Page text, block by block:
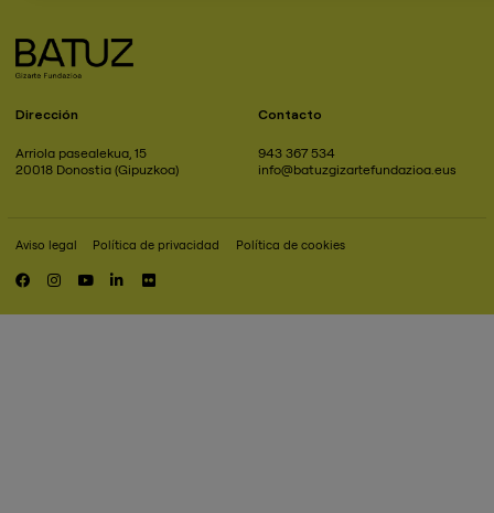
Dirección
Arriola pasealekua, 15
20018 Donostia (Gipuzkoa)
Contacto
943 367 534
info@batuzgizartefundazioa.eus
RRSS
Pie
Aviso legal Política de privacidad Política de cookies